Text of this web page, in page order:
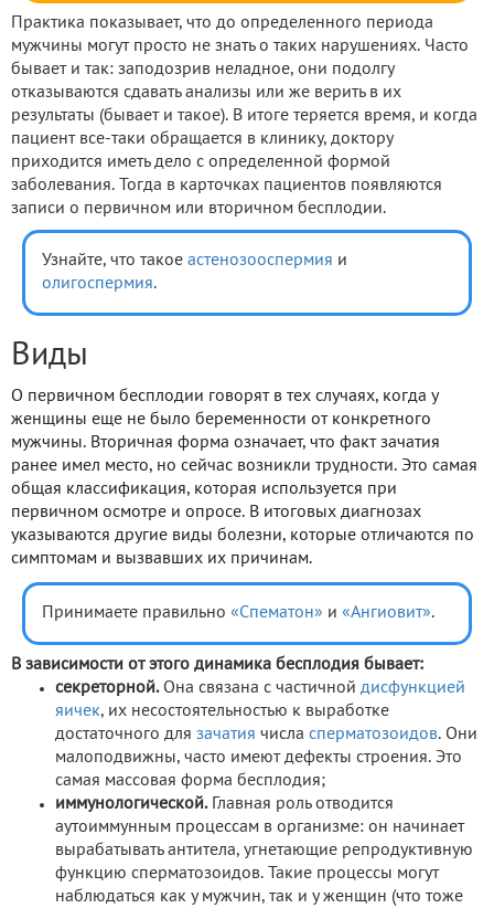
Практика показывает, что до определенного периода
мужчины могут просто не знать о таких нарушениях. Часто
бывает и так: заподозрив неладное, они подолгу
отказываются сдавать анализы или же верить в их
результаты (бывает и такое). В итоге теряется время, и когда
пациент все-таки обращается в клинику, доктору
приходится иметь дело с определенной формой
заболевания. Тогда в карточках пациентов появляются
записи о первичном или вторичном бесплодии.
Узнайте, что такое астенозооспермия и
олигоспермия.
Виды
О первичном бесплодии говорят в тех случаях, когда у
женщины еще не было беременности от конкретного
мужчины. Вторичная форма означает, что факт зачатия
ранее имел место, но сейчас возникли трудности. Это самая
общая классификация, которая используется при
первичном осмотре и опросе. В итоговых диагнозах
указываются другие виды болезни, которые отличаются по
симптомам и вызвавших их причинам.
Принимаете правильно «Спематон» и «Ангиовит».
В зависимости от этого динамика бесплодия бывает:
секреторной.Она связана с частичной дисфункцией
яичек, их несостоятельностью к выработке
достаточного для зачатия числа сперматозоидов. Они
малоподвижны, часто имеют дефекты строения. Это
самая массовая форма бесплодия;
иммунологической.Главная роль отводится
аутоиммунным процессам в организме: он начинает
вырабатывать антитела, угнетающие репродуктивную
функцию сперматозоидов. Такие процессы могут
наблюдаться как у мужчин, так и у женщин (что тоже